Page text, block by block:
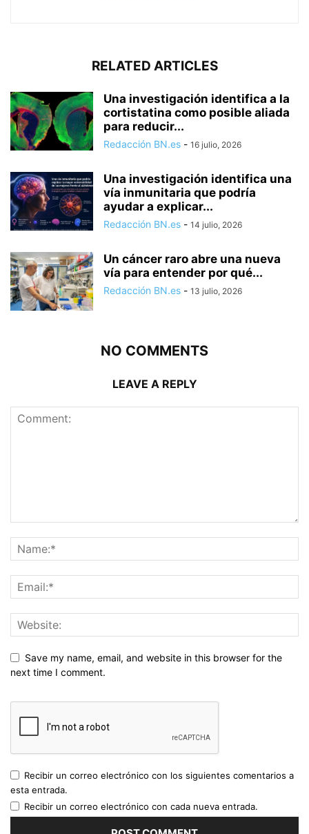
RELATED ARTICLES
Una investigación identifica a la
cortistatina como posible aliada
para reducir...
Redacción BN.es - 16 julio, 2026
Una investigación identifica una
vía inmunitaria que podría
ayudar a explicar...
Redacción BN.es - 14 julio, 2026
Un cáncer raro abre una nueva
vía para entender por qué...
Redacción BN.es - 13 julio, 2026
NO COMMENTS
LEAVE A REPLY
Save my name, email, and website in this browser for the
next time I comment.
Recibir un correo electrónico con los siguientes comentarios a
esta entrada.
Recibir un correo electrónico con cada nueva entrada.